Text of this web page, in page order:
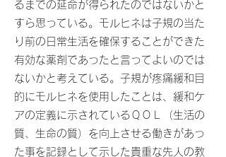
るまでの延命が得られたのではないかと
すら思っている。モルヒネは子規の当た
り前の日常生活を確保することができた
有効な薬剤であったと言ってよいのでは
ないかと考えている。子規が疼痛緩和目
的にモルヒネを使用したことは、緩和ケ
アの定義に示されているＱＯＬ（生活の
質、生命の質）を向上させる働きがあっ
た事を記録として示した貴重な先人の教